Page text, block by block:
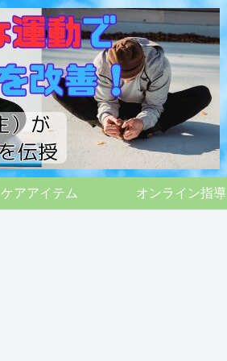
ケアアイテム オンライン指導